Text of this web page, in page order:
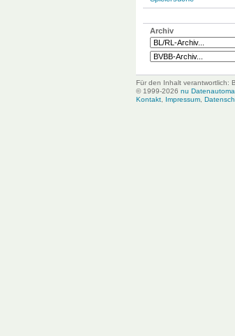
Archiv
Für den Inhalt verantwortlich:
© 1999-2026 nu
Kontakt, Impressum,